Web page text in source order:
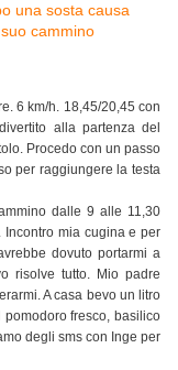
6 km/h. 18,45/20,45 con
alla partenza del
Procedo con un passo
per raggiungere la testa
dalle 9 alle 11,30
mia cugina e per
dovuto portarmi a
risolve tutto. Mio padre
A casa bevo un litro
pomodoro fresco, basilico
degli sms con Inge per